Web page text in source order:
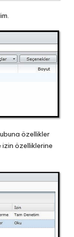
özellikler
izin özelliklerine